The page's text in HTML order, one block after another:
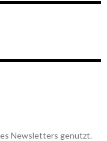
Newsletters genutzt.